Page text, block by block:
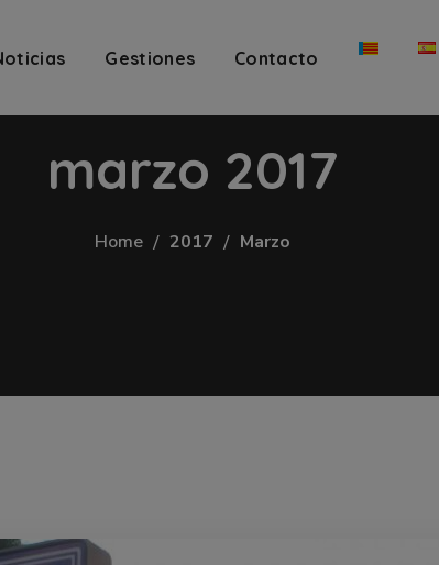
Gestiones Contacto
marzo 2017
Home 2017 Marzo